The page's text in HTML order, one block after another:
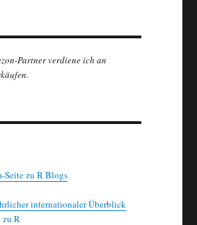
Partner verdiene ich an
Seite zu R Blogs
internationaler Überblick
zu R